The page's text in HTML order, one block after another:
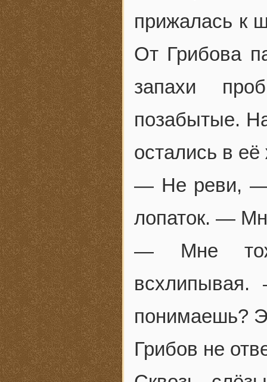
прижалась к
От Грибова
запахи
позабытые.
остались в
— Не реви, —
лопаток. —
— Мне
понимаешь?
Грибов не